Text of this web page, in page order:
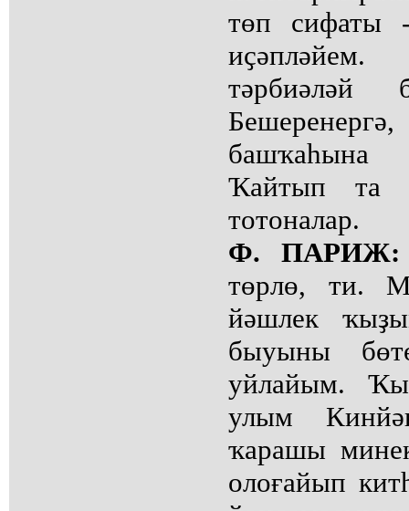
төп сифаты
тәрбиәләй
башҡаһына
Ҡайтып та
тотоналар.
Ф. ПАРИЖ:
төрлө, ти.
йәшлек
быуыны
уйлайым.
улым
ҡарашы
олоғайып